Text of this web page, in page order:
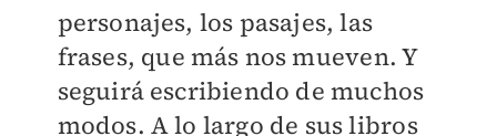
personajes, los pasajes, las
frases, que más nos mueven. Y
seguirá escribiendo de muchos
modos. A lo largo de sus libros